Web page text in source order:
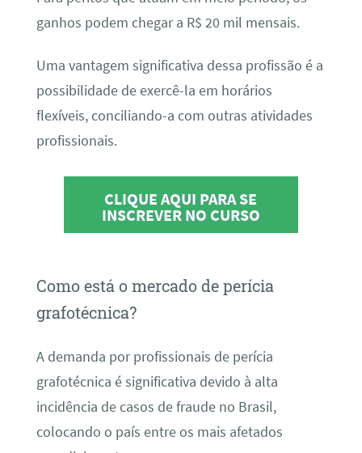
ganhos podem chegar a R$ 20 mil mensais.
Uma vantagem significativa dessa profissão é a
possibilidade de exercê-la em horários
flexíveis, conciliando-a com outras atividades
profissionais.
CLIQUE AQUI PARA SE
INSCREVER NO CURSO
Como está o mercado de perícia
grafotécnica?
A demanda por profissionais de perícia
grafotécnica é significativa devido à alta
incidência de casos de fraude no Brasil,
colocando o país entre os mais afetados